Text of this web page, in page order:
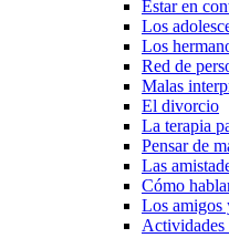
Estar en
Los
Los
Red de
Malas
El divorcio
La terapia
Pensar de
Las
Cómo
Los amigos
Actividades